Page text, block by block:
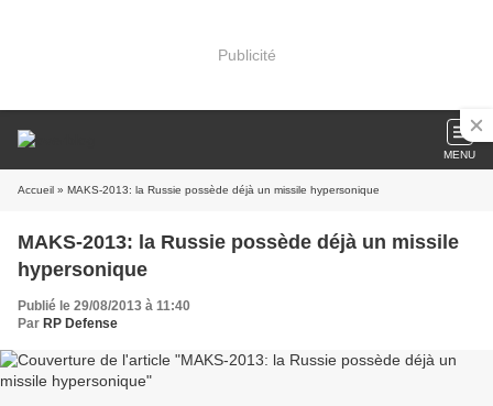
Publicité
MENU
Accueil » MAKS-2013: la Russie possède déjà un missile hypersonique
MAKS-2013: la Russie possède déjà un missile
hypersonique
Publié le 29/08/2013 à 11:40
Par RP Defense